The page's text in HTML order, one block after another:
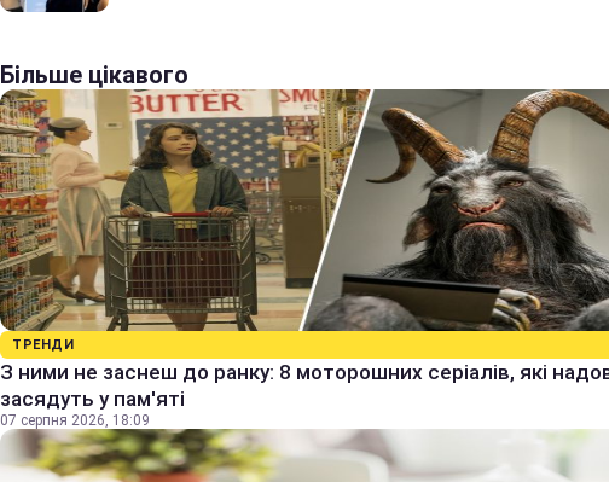
Більше цікавого
ТРЕНДИ
З ними не заснеш до ранку: 8 моторошних серіалів, які
засядуть у пам'яті
07 серпня 2026, 18:09